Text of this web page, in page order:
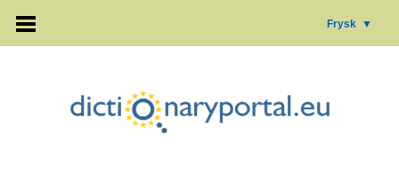
Frysk ▼